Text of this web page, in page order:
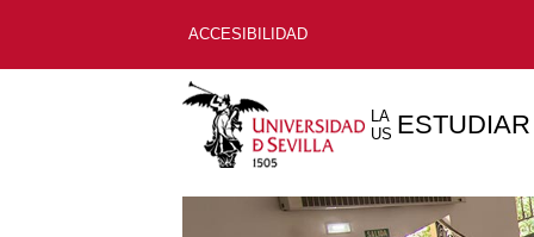
ACCESIBILIDAD
LA
US ESTUDIAR